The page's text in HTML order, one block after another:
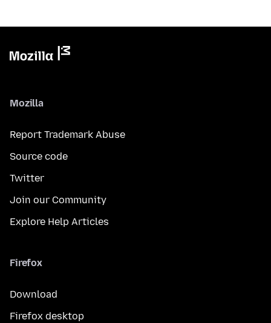
Mozilla
Report Trademark Abuse
Source code
Twitter
Join our Community
Explore Help Articles
Firefox
Download
Firefox desktop